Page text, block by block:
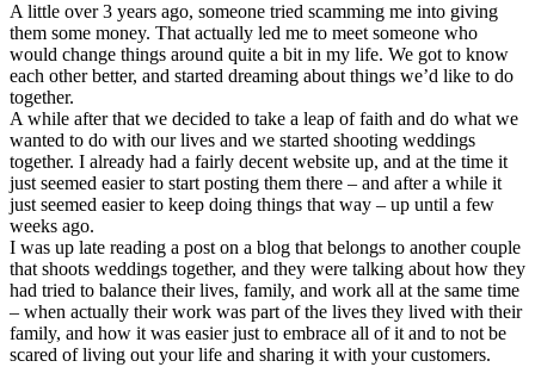
A little over 3 years ago, someone tried scamming me into giving
them some money. That actually led me to meet someone who
would change things around quite a bit in my life. We got to know
each other better, and started dreaming about things we’d like to do
together.
A while after that we decided to take a leap of faith and do what we
wanted to do with our lives and we started shooting weddings
together. I already had a fairly decent website up, and at the time it
just seemed easier to start posting them there – and after a while it
just seemed easier to keep doing things that way – up until a few
weeks ago.
I was up late reading a post on a blog that belongs to another couple
that shoots weddings together, and they were talking about how they
had tried to balance their lives, family, and work all at the same time
– when actually their work was part of the lives they lived with their
family, and how it was easier just to embrace all of it and to not be
scared of living out your life and sharing it with your customers.